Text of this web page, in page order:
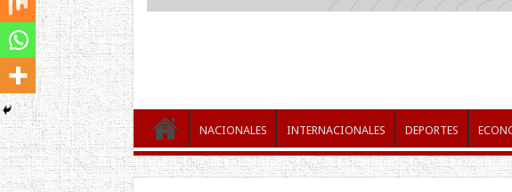
NACIONALES INTERNACIONALES DEPORTES